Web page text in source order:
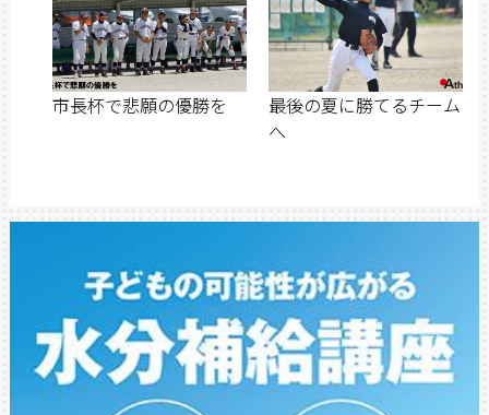
市長杯で悲願の優勝を
最後の夏に勝てるチーム
へ